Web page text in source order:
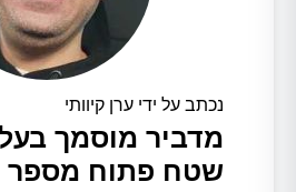
נכתב על ידי ערן קיוותי
מדביר מוסמך בעל
שטח פתוח מספר 2093